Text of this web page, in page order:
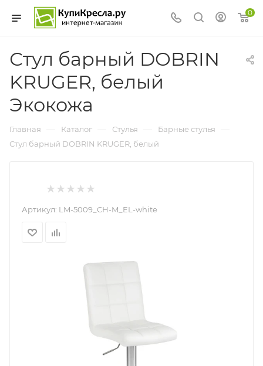
0
Стул барный DOBRIN
KRUGER, белый
Экокожа
Главная — Каталог — Стулья — Барные стулья —
Стул барный DOBRIN KRUGER, белый
Артикул: LM-5009_CH-M_EL-white